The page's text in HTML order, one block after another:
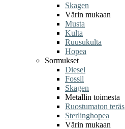
Skagen
Värin mukaan
Musta
Kulta
Ruusukulta
Hopea
Sormukset
Diesel
Fossil
Skagen
Metallin toimesta
Ruostumaton teräs
Sterlinghopea
Värin mukaan